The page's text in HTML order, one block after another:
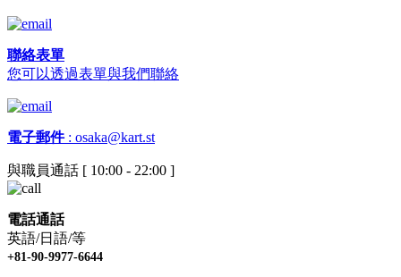
聯絡表單
您可以透過表單與我們聯絡
電子郵件: osaka@kart.st
與職員通話 [ 10:00 - 22:00 ]
電話通話
英語/日語/等
+81-90-9977-6644